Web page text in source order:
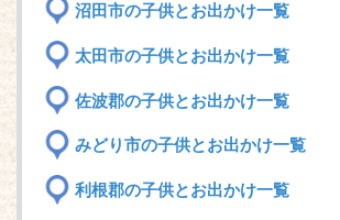
沼田市の子供とお出かけ一覧
太田市の子供とお出かけ一覧
佐波郡の子供とお出かけ一覧
みどり市の子供とお出かけ一覧
利根郡の子供とお出かけ一覧